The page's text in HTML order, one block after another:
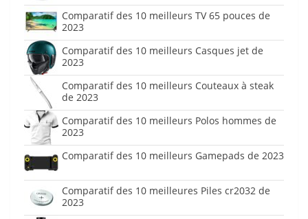
Comparatif des 10 meilleurs TV 65 pouces de
2023
Comparatif des 10 meilleurs Casques jet de
2023
Comparatif des 10 meilleurs Couteaux à steak
de 2023
Comparatif des 10 meilleurs Polos hommes de
2023
Comparatif des 10 meilleurs Gamepads de 2023
Comparatif des 10 meilleures Piles cr2032 de
2023